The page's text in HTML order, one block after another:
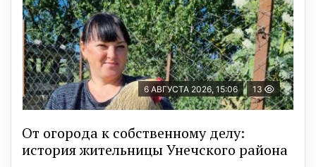
6 АВГУСТА 2026, 15:06 13
От огорода к собственному делу:
история жительницы Унечского района